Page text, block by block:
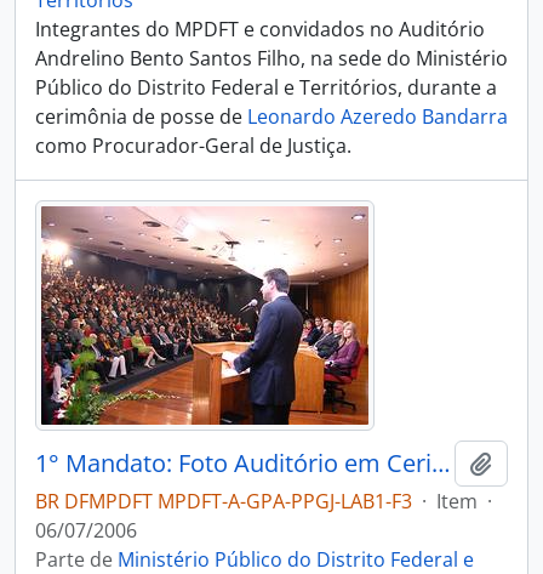
Integrantes do MPDFT e convidados no Auditório
Andrelino Bento Santos Filho, na sede do Ministério
Público do Distrito Federal e Territórios, durante a
cerimônia de posse de Leonardo Azeredo Bandarra
como Procurador-Geral de Justiça.
1° Mandato: Foto Auditório em Cerimônia de Posse
BR DFMPDFT MPDFT-A-GPA-PPGJ-LAB1-F3 · Item ·
06/07/2006
Parte de Ministério Público do Distrito Federal e